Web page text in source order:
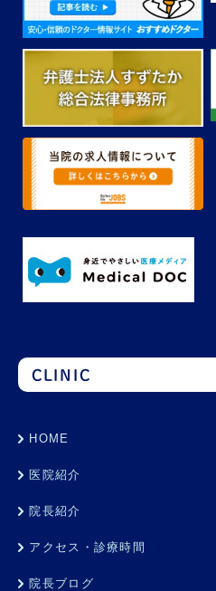
CLINIC
HOME
医院紹介
院長紹介
アクセス・診療時間
院長ブログ